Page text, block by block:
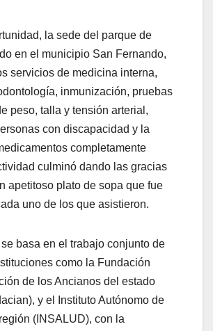
la sede del parque de
en el municipio San Fernando,
servicios de medicina interna,
inmunización, pruebas
peso, talla y tensión arterial,
con discapacidad y la
completamente
culminó dando las gracias
apetitoso plato de sopa que fue
uno de los que asistieron.
basa en el trabajo conjunto de
como la Fundación
de los Ancianos del estado
y el Instituto Autónomo de
(INSALUD), con la